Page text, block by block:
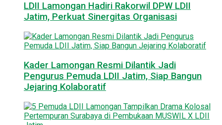
LDII Lamongan Hadiri Rakorwil DPW LDII
Jatim, Perkuat Sinergitas Organisasi
Kader Lamongan Resmi Dilantik Jadi
Pengurus Pemuda LDII Jatim, Siap Bangun
Jejaring Kolaboratif